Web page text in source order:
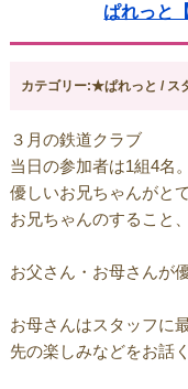
ぱれっと
カテゴリー:★ぱれっと / ス
３月の鉄道クラブ
当日の参加者は1組4名。
優しいお兄ちゃんがと
お兄ちゃんのすること
お父さん・お母さんが
お母さんはスタッフに
先の楽しみなどをお話